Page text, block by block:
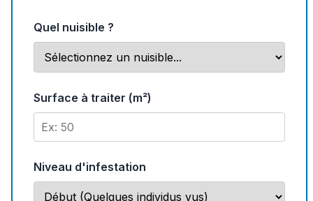
Quel nuisible ?
Surface à traiter (m²)
Niveau d'infestation